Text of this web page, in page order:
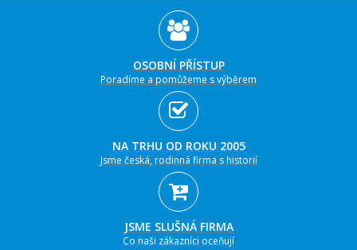
OSOBNÍ PŘÍSTUP
Poradíme a pomůžeme s výběrem
NA TRHU OD ROKU 2005
Jsme česká, rodinná firma s historií
JSME SLUŠNÁ FIRMA
Co naši zákazníci oceňují